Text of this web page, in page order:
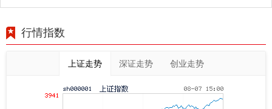
行情指数
上证走势 深证走势 创业走势